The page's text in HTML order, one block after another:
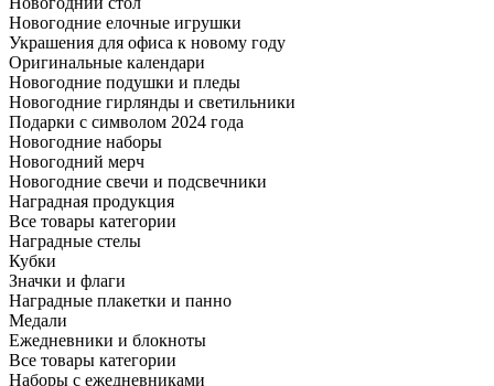
Новогодние елочные игрушки
Украшения для офиса к новому году
Оригинальные календари
Новогодние подушки и пледы
Новогодние гирлянды и светильники
Подарки с символом 2024 года
Новогодние наборы
Новогодний мерч
Новогодние свечи и подсвечники
Наградная продукция
Все товары категории
Наградные стелы
Кубки
Значки и флаги
Наградные плакетки и панно
Медали
Ежедневники и блокноты
Все товары категории
Наборы с ежедневниками